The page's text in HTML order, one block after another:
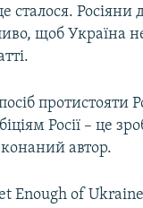
сталося. Росіяни
щоб Україна
протистояти
Росії – це
автор.
Enough of Ukraine